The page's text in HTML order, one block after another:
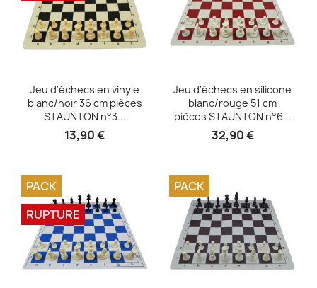
Aperçu rapide
Jeu d'échecs en vinyle
blanc/noir 36 cm pièces
STAUNTON n°3...
13,90 €
Aperçu rapide
Jeu d'échecs en silicone
blanc/rouge 51 cm
pièces STAUNTON n°6...
32,90 €
PACK
RUPTURE
PACK